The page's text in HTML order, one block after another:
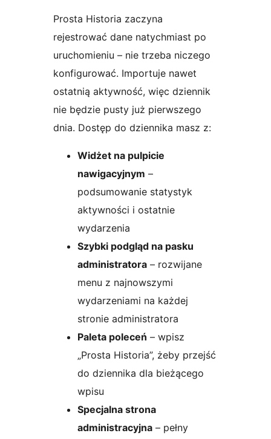
Prosta Historia zaczyna
rejestrować dane natychmiast po
uruchomieniu – nie trzeba niczego
konfigurować. Importuje nawet
ostatnią aktywność, więc dziennik
nie będzie pusty już pierwszego
dnia. Dostęp do dziennika masz z:
Widżet na pulpicie
nawigacyjnym –
podsumowanie statystyk
aktywności i ostatnie
wydarzenia
Szybki podgląd na pasku
administratora – rozwijane
menu z najnowszymi
wydarzeniami na każdej
stronie administratora
Paleta poleceń – wpisz
„Prosta Historia”, żeby przejść
do dziennika dla bieżącego
wpisu
Specjalna strona
administracyjna – pełny